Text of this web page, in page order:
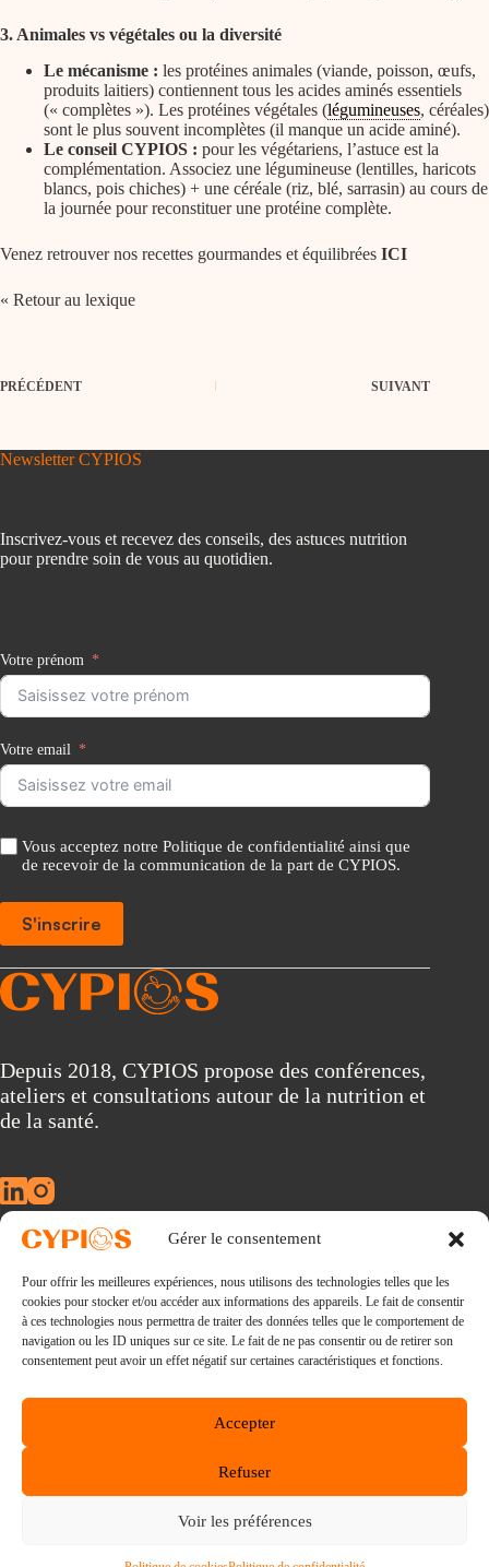
Gérer le consentement
Pour offrir les meilleures expériences, nous utilisons des technologies telles que les
cookies pour stocker et/ou accéder aux informations des appareils. Le fait de consentir
à ces technologies nous permettra de traiter des données telles que le comportement de
navigation ou les ID uniques sur ce site. Le fait de ne pas consentir ou de retirer son
consentement peut avoir un effet négatif sur certaines caractéristiques et fonctions.
Accepter
Refuser
Voir les préférences
3. Animales vs végétales ou la diversité
Le mécanisme : les protéines animales (viande, poisson, œufs,
produits laitiers) contiennent tous les acides aminés essentiels
(« complètes »). Les protéines végétales (légumineuses, céréales)
sont le plus souvent incomplètes (il manque un acide aminé).
Le conseil CYPIOS : pour les végétariens, l’astuce est la
complémentation. Associez une légumineuse (lentilles, haricots
blancs, pois chiches) + une céréale (riz, blé, sarrasin) au cours de
la journée pour reconstituer une protéine complète.
Venez retrouver nos recettes gourmandes et équilibrées ICI
« Retour au lexique
PRÉCÉDENT SUIVANT
Newsletter CYPIOS
Inscrivez-vous et recevez des conseils, des astuces nutrition
pour prendre soin de vous au quotidien.
Votre prénom
Votre email
Vous acceptez notre Politique de confidentialité ainsi que
de recevoir de la communication de la part de CYPIOS.
S'inscrire
A
l
n
a
t
e
:
Depuis 2018, CYPIOS propose des conférences,
ateliers et consultations autour de la nutrition et
de la santé.
Conférences
Consultations
La nouvelle révolution alimentaire
Ebooks
Blog
via notre formulaire de contact
Consultations :
96 avenue Kleber 75116 Paris
amicalementgeorge.com- GraphismeMathilde Soussi